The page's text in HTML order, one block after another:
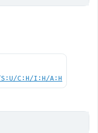
S:U/C:H/I:H/A:H